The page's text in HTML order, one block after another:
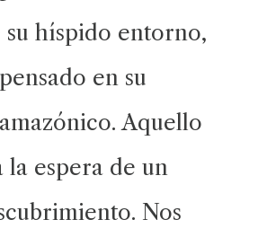
su híspido entorno,
en su
Aquello
la espera de un
Nos